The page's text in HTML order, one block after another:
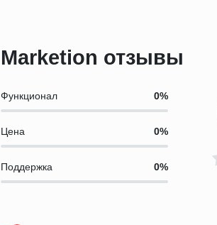
Marketion отзывы
Функционал
Цена
Поддержка